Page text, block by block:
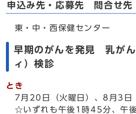
申込み先・応募先 問合せ先
東・中・西保健センター
早期のがんを発見 乳がん
ィ）検診
とき
7月20日（火曜日）、8月3日
☆いずれも午後1時45分、午